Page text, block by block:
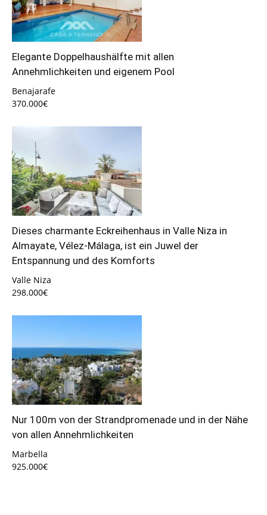
Elegante Doppelhaushälfte mit allen
Annehmlichkeiten und eigenem Pool
Benajarafe
370.000€
Dieses charmante Eckreihenhaus in Valle Niza in
Almayate, Vélez-Málaga, ist ein Juwel der
Entspannung und des Komforts
Valle Niza
298.000€
Nur 100m von der Strandpromenade und in der Nähe
von allen Annehmlichkeiten
Marbella
925.000€